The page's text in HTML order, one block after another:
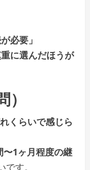
必要」
に選んだほうが
くらいで感じら
〜1ヶ月程度の継
す。